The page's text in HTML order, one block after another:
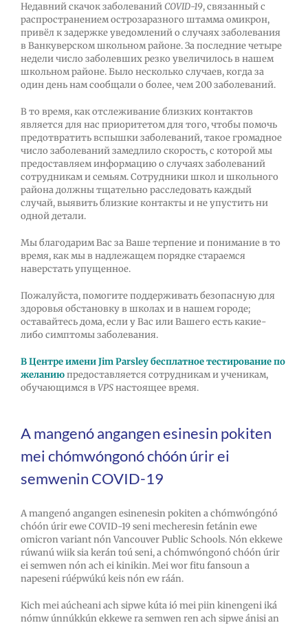
Недавний скачок заболеванийCOVID-19, связанный с
распространением острозаразного штамма омикрон,
привёл к задержке уведомлений о случаях заболевания
в Ванкуверском школьном районе. За последние четыре
недели число заболевших резко увеличилось в нашем
школьном районе. Было несколько случаев, когда за
один день нам сообщали о более, чем 200 заболеваний.
В то время, как отслеживание близких контактов
является для нас приоритетом для того, чтобы помочь
предотвратить вспышки заболеваний, такое громадное
число заболеваний замедлило скорость, с которой мы
предоставляем информацию о случаях заболеваний
сотрудникам и семьям. Сотрудники школ и школьного
района должны тщательно расследовать каждый
случай, выявить близкие контакты и не упустить ни
одной детали.
Мы благодарим Вас за Ваше терпение и понимание в то
время, как мы в надлежащем порядке стараемся
наверстать упущенное.
Пожалуйста, помогите поддерживать безопасную для
здоровья обстановку в школах и в нашем городе;
оставайтесь дома, если у Вас или Вашего есть какие-
либо симптомы заболевания.
В Центре имени Jim Parsley бесплатное тестирование по
желаниюпредоставляется сотрудникам и ученикам,
обучающимся в VPSнастоящее время.
A mangenó angangen esinesin pokiten
mei chómwóngonó chóón úrir ei
semwenin COVID-19
A mangenó angangen esinenesin pokiten a chómwóngónó
chóón úrir ewe COVID-19 seni mecheresin fetánin ewe
omicron variant nón Vancouver Public Schools. Nón ekkewe
rúwanú wiik sia kerán toú seni, a chómwóngonó chóón úrir
ei semwen nón ach ei kinikin. Mei wor fitu fansoun a
napeseni rúépwúkú keis nón ew ráán.
Kich mei aúcheani ach sipwe kúta ió mei piin kinengeni iká
nómw únnúkkún ekkewe ra semwen ren ach sipwe ánisi an